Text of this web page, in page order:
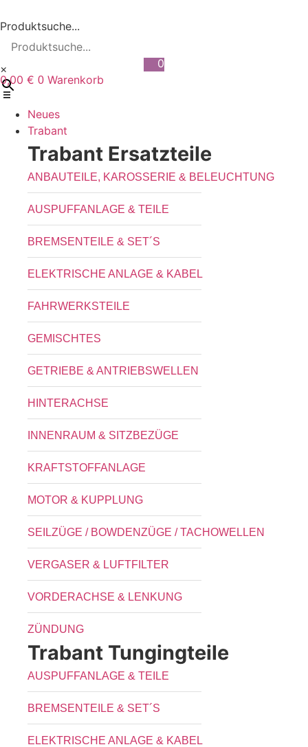
Inhalt
wechseln
Produktsuche...
×
0
0,00 € 0 Warenkorb
Neues
Trabant
Trabant Ersatzteile
ANBAUTEILE, KAROSSERIE & BELEUCHTUNG
AUSPUFFANLAGE & TEILE
BREMSENTEILE & SET´S
ELEKTRISCHE ANLAGE & KABEL
FAHRWERKSTEILE
GEMISCHTES
GETRIEBE & ANTRIEBSWELLEN
HINTERACHSE
INNENRAUM & SITZBEZÜGE
KRAFTSTOFFANLAGE
MOTOR & KUPPLUNG
SEILZÜGE / BOWDENZÜGE / TACHOWELLEN
VERGASER & LUFTFILTER
VORDERACHSE & LENKUNG
ZÜNDUNG
Trabant Tungingteile
AUSPUFFANLAGE & TEILE
BREMSENTEILE & SET´S
ELEKTRISCHE ANLAGE & KABEL